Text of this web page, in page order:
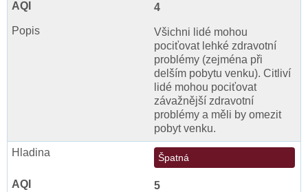
4
Všichni lidé mohou
pociťovat lehké zdravotní
problémy (zejména při
delším pobytu venku). Citliví
lidé mohou pociťovat
závažnější zdravotní
problémy a měli by omezit
pobyt venku.
Špatná
5